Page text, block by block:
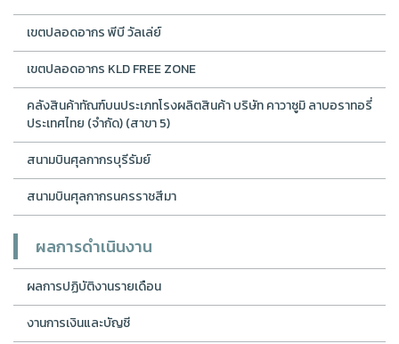
เขตปลอดอากร พีบี วัลเล่ย์
เขตปลอดอากร KLD FREE ZONE
คลังสินค้าทัณฑ์บนประเภทโรงผลิตสินค้า บริษัท คาวาซูมิ ลาบอราทอรี่
ประเทศไทย (จำกัด) (สาขา 5)
สนามบินศุลกากรบุรีรัมย์
สนามบินศุลกากรนครราชสีมา
ผลการดำเนินงาน
ผลการปฏิบัติงานรายเดือน
งานการเงินและบัญชี